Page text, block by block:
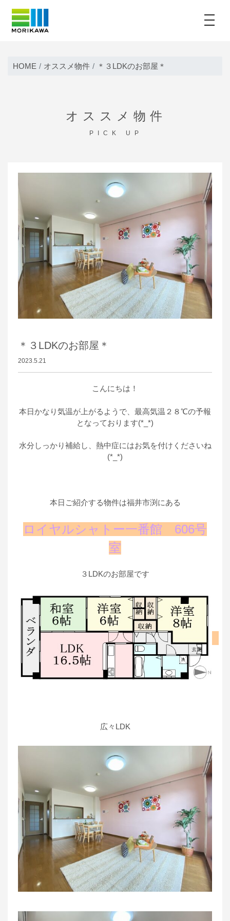
contentHOME オススメ物件 ＊３LDKのお部屋＊
オススメ物件
PICK UP
＊３LDKのお部屋＊
2023.5.21
こんにちは！
本日かなり気温が上がるようで、最高気温２８℃の予報
となっております(*_*)
水分しっかり補給し、熱中症にはお気を付けくださいね
(*_*)
本日ご紹介する物件は福井市渕にある
ロイヤルシャトー一番館 606号
室
３LDKのお部屋です
広々LDK